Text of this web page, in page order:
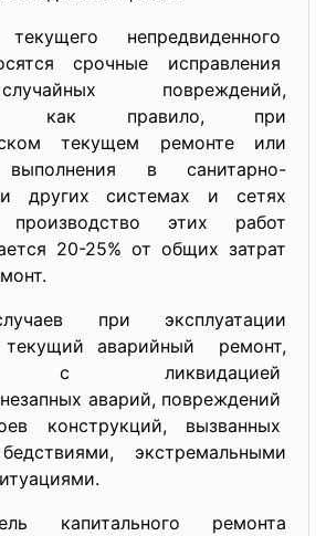
непредвиденного
срочные исправления
повреждений,
как правило, при
текущем ремонте или
в санитарно-
и других системах и сетях
этих работ
20-25% от общих затрат
при эксплуатации
текущий аварийный ремонт,
с ликвидацией
аварий, повреждений
конструкций, вызванных
экстремальными
капитального ремонта